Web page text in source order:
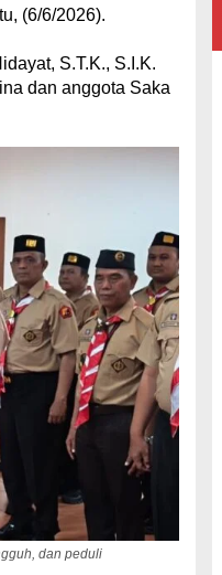
(6/6/2026).
S.T.K., S.I.K.
dan anggota Saka
dan peduli